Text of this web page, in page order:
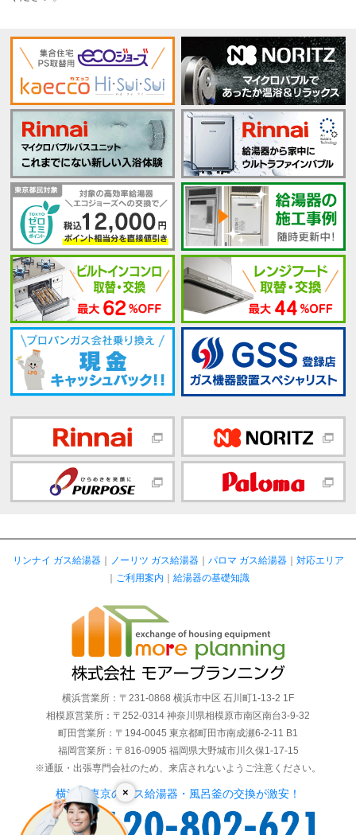
×
リンナイ ガス給湯器｜ ノーリツ ガス給湯器｜ パロマ ガス給湯器｜ 対応エリア
｜ ご利用案内 ｜ 給湯器の基礎知識
横浜営業所：〒231-0868 横浜市中区 石川町1-13-2 1F
相模原営業所：〒252-0314 神奈川県相模原市南区南台3-9-32
町田営業所：〒194-0045 東京都町田市南成瀬6-2-11 B1
福岡営業所：〒816-0905 福岡県大野城市川久保1-17-15
※通販・出張専門会社のため、来店されないようご注意ください。
横浜・東京のガス給湯器・風呂釜の交換が激安！